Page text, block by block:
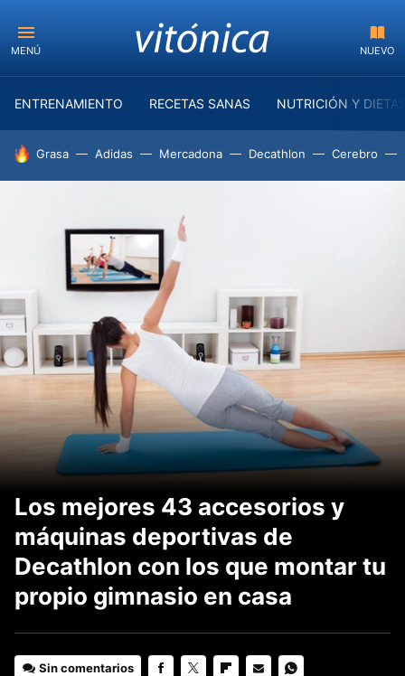
MENÚ NUEVO
ENTRENAMIENTO RECETAS SANAS NUTRICIÓN Y
HOY SE HABLA DE
Grasa Adidas Mercadona Decathlon Cerebro
Los mejores 43 accesorios y
máquinas deportivas de
Decathlon con los que montar tu
propio gimnasio en casa
Sin comentarios